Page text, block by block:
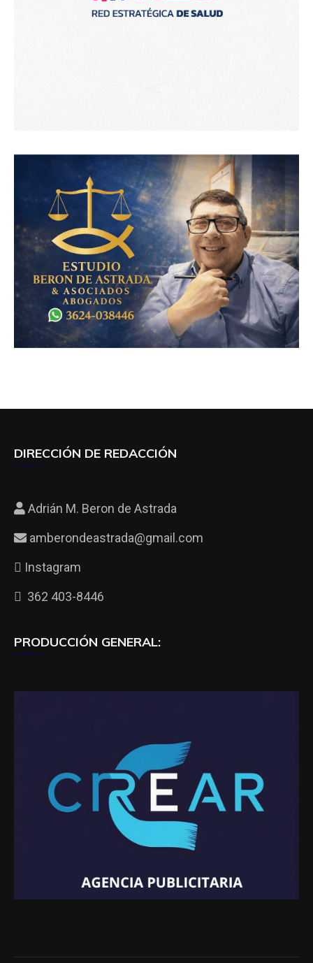
DIRECCIÓN DE REDACCIÓN
Adrián M. Beron de Astrada
amberondeastrada@gmail.com
Instagram
362 403-8446
PRODUCCIÓN GENERAL: